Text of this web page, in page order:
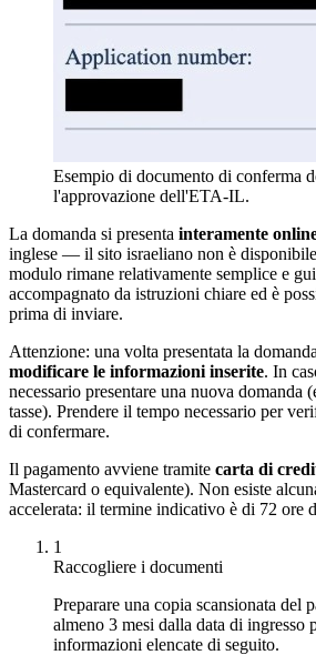
Esempio di documento di conferma
l'approvazione dell'ETA-IL.
La domanda si presenta interamente
inglese — il sito israeliano non è
modulo rimane relativamente semplice e
accompagnato da istruzioni chiare ed è
prima di inviare.
Attenzione: una volta presentata la
modificare le informazioni inserite. In
necessario presentare una nuova domanda
tasse). Prendere il tempo necessario per
di confermare.
Il pagamento avviene tramite carta di
Mastercard o equivalente). Non esiste
accelerata: il termine indicativo è di 72 ore
1
Raccogliere i documenti
Preparare una copia scansionata del
almeno 3 mesi dalla data di ingresso
informazioni elencate di seguito.